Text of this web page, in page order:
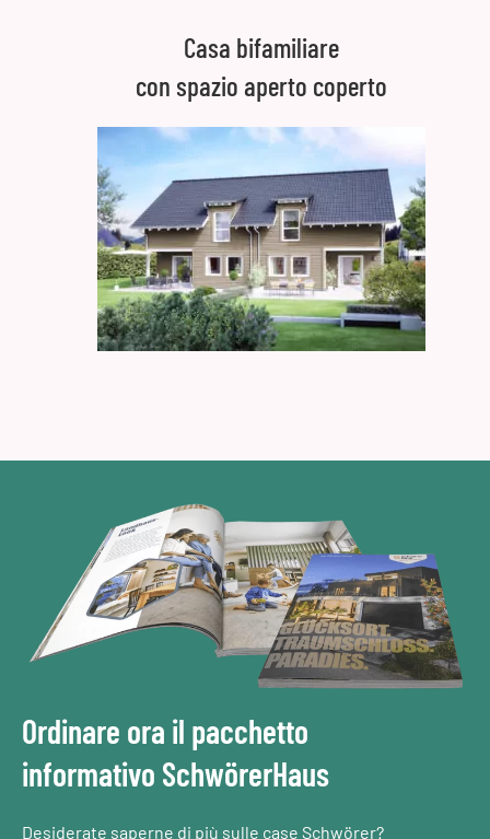
Casa bifamiliare
con spazio aperto coperto
Ordinare ora il pacchetto
informativo SchwörerHaus
Desiderate saperne di più sulle case Schwörer?